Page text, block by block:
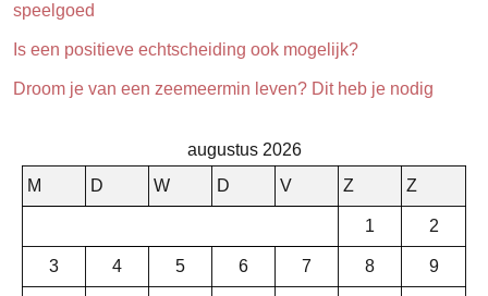
speelgoed
Is een positieve echtscheiding ook mogelijk?
Droom je van een zeemeermin leven? Dit heb je nodig
augustus 2026
M
D W D V Z Z
1 2
3 4 5 6 7 8 9